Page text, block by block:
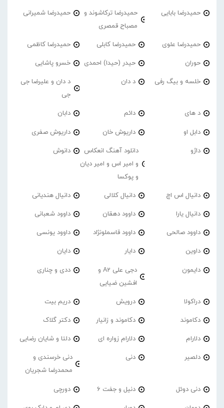
حمیدرضا بابایی
حمیدرضا ترکاشوند و
مصباح قمصری
حمیدرضا شمیرانی
حمیدرضا علوی حمیدرضا کابلی حمیدرضا کاظمی
حوران حیدر (حیدا) احمدی خسرو پاشایی
خلسه و بیگ رفی د دان
د دان و علیرضا جی
جی
د های دائم دابان
دابل او داریوش خان داریوش صفری
داژو
دانلود آهنگ انعکاس
و امیر اس و امیر دیان
و پوکسا
دانوش
دانیال اس اچ دانیال کلالی دانیال هندیانی
دانیال یارا داوود دهقان داوود شعبانی
داوود صالحی داوود قاسملونژاد داوود یونسی
داوین دایار دایان
دایمون
دجی علی A2 و
افشین ضیایی
ددی و چناری
دراکولا درویش دریم بیت
دکاموند دکاموند و زانیار دکتر گلاک
دلارام دلارام زواره ای دلتا و شایان رضایی
دلصیر دنی
دنی خرسندی و
محمدرضا شجریان
دنی دوئل دنیل و جفت 6 دورچی